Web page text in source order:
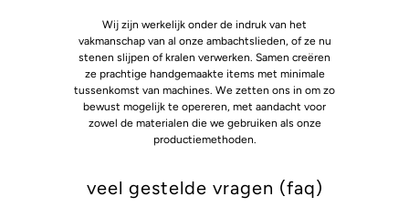
Wij zijn werkelijk onder de indruk van het
vakmanschap van al onze ambachtslieden, of ze nu
stenen slijpen of kralen verwerken. Samen creëren
ze prachtige handgemaakte items met minimale
tussenkomst van machines. We zetten ons in om zo
bewust mogelijk te opereren, met aandacht voor
zowel de materialen die we gebruiken als onze
productiemethoden.
veel gestelde vragen (faq)